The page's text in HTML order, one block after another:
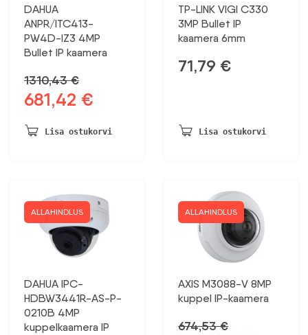
DAHUA
ANPR/ITC413-
PW4D-IZ3 4MP
Bullet IP kaamera
1310,43€
Algne
oli:
681,42 €
on:
Lisa ostukorvi
TP-LINK VIGI C330
3MP Bullet IP
kaamera 6mm
71,79 €
Lisa ostukorvi
ALLAHINDLUS
DAHUA IPC-
HDBW3441R-AS-P-
0210B 4MP
kuppelkaamera IP
ALLAHINDLUS
AXIS M3088-V 8MP
kuppel IP-kaamera
674,53€